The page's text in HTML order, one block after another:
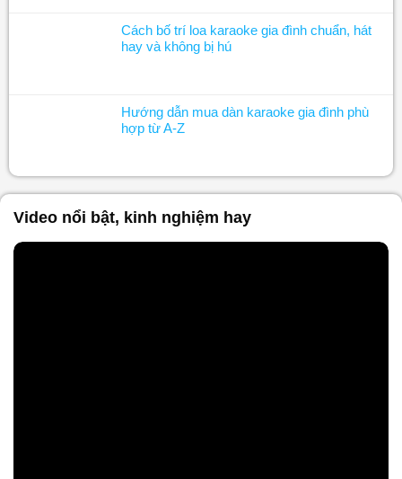
Cách bố trí loa karaoke gia đình chuẩn, hát
hay và không bị hú
Hướng dẫn mua dàn karaoke gia đình phù
hợp từ A-Z
Video nổi bật, kinh nghiệm hay